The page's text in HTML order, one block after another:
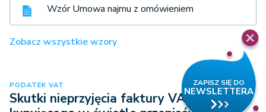
Wzór Umowa najmu z omówieniem
Zobacz wszystkie wzory
PODATEK VAT
Skutki nieprzyjęcia faktury VAT przez